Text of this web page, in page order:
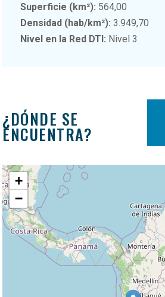
Superficie (km²): 564,00
Densidad (hab/km²): 3.949,70
Nivel en la Red DTI: Nivel 3
¿DÓNDE SE
ENCUENTRA?
+
−